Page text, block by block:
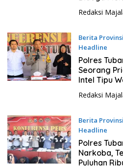
Redaksi
Berita
Headline
18 Juli 2023 -
Polres
Seorang
Intel Tipu
Redaksi
Berita
Headline
6 Juli 2023 -
Polres
Narkoba,
Puluhan